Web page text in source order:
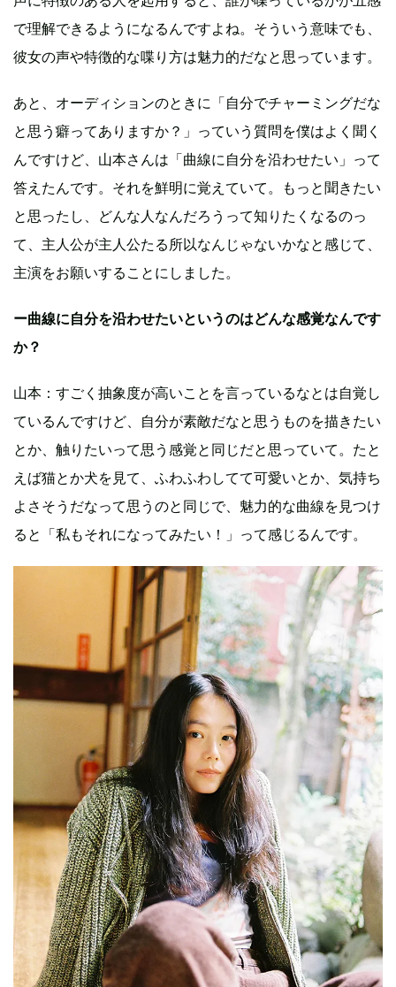
で理解できるようになるんですよね。そういう意味でも、
彼女の声や特徴的な喋り方は魅力的だなと思っています。
あと、オーディションのときに「自分でチャーミングだな
と思う癖ってありますか？」っていう質問を僕はよく聞く
んですけど、山本さんは「曲線に自分を沿わせたい」って
答えたんです。それを鮮明に覚えていて。もっと聞きたい
と思ったし、どんな人なんだろうって知りたくなるのっ
て、主人公が主人公たる所以なんじゃないかなと感じて、
主演をお願いすることにしました。
ー曲線に自分を沿わせたいというのはどんな感覚なんです
か？
山本：すごく抽象度が高いことを言っているなとは自覚し
ているんですけど、自分が素敵だなと思うものを描きたい
とか、触りたいって思う感覚と同じだと思っていて。たと
えば猫とか犬を見て、ふわふわしてて可愛いとか、気持ち
よさそうだなって思うのと同じで、魅力的な曲線を見つけ
ると「私もそれになってみたい！」って感じるんです。